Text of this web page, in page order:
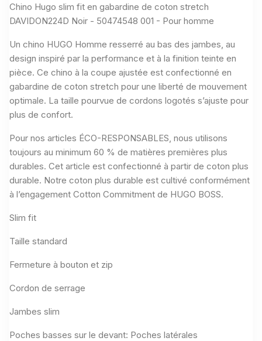
Chino Hugo slim fit en gabardine de coton stretch
DAVIDON224D Noir - 50474548 001 - Pour homme
Un chino HUGO Homme resserré au bas des jambes, au
design inspiré par la performance et à la finition teinte en
pièce. Ce chino à la coupe ajustée est confectionné en
gabardine de coton stretch pour une liberté de mouvement
optimale. La taille pourvue de cordons logotés s’ajuste pour
plus de confort.
Pour nos articles ÉCO-RESPONSABLES, nous utilisons
toujours au minimum 60 % de matières premières plus
durables. Cet article est confectionné à partir de coton plus
durable. Notre coton plus durable est cultivé conformément
à l’engagement Cotton Commitment de HUGO BOSS.
Slim fit
Taille standard
Fermeture à bouton et zip
Cordon de serrage
Jambes slim
Poches basses sur le devant: Poches latérales